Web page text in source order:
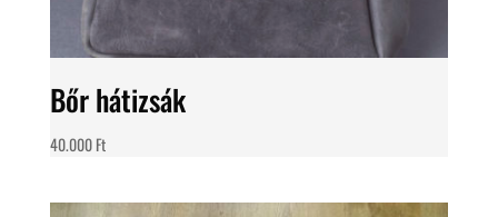
Bőr hátizsák
40.000Ft